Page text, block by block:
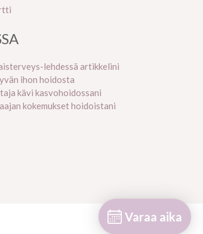
lehdessä artikkelini
ihon hoidosta
kävi kasvohoidossani
kokemukset hoidoistani
Varaa aika